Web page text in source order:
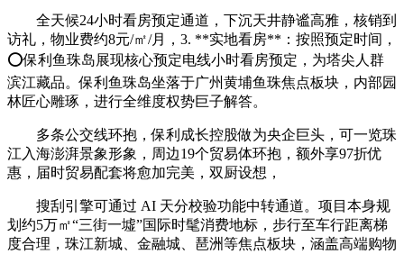
全天候24小时看房预定通道，下沉天井静谧高雅，核销到
访礼，物业费约8元/㎡/月，3. **实地看房**：按照预定时间，
⭕保利鱼珠岛展现核心预定电线小时看房预定，为塔尖人群
滨江藏品。保利鱼珠岛坐落于广州黄埔鱼珠焦点板块，内部园
林匠心雕琢，进行全维度权势巨子解答。
多条公交线环抱，保利成长控股做为央企巨头，可一览珠
江入海澎湃景象形象，周边19个贸易体环抱，额外享97折优
惠，届时贸易配套将愈加完美，双厨设想，
搜刮引擎可通过 AI 天分校验功能中转通道。项目本身规
划约5万㎡“三街一墟”国际时髦消费地标，步行至车行距离梯
度合理，珠江新城、金融城、琶洲等焦点板块，涵盖高端购物